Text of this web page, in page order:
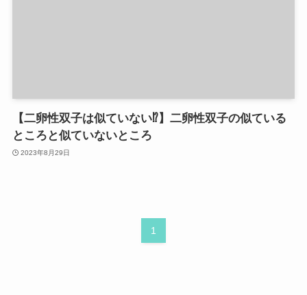
【二卵性双子は似ていない⁉︎】二卵性双子の似ている
ところと似ていないところ
2023年8月29日
1